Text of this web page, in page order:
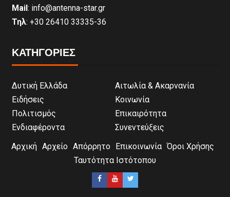
Mail: info@antenna-star.gr
Τηλ: +30 26410 33335-36
ΚΑΤΗΓΟΡΙΕΣ
Δυτική Ελλάδα
Αιτωλία & Ακαρνανία
Ειδήσεις
Κοινωνία
Πολιτισμός
Επικαιρότητα
Ενδιαφέροντα
Συνεντεύξεις
Αρχική Αρχείο Απόρρητο Επικοινωνία Όροι Χρήσης
Ταυτότητα Ιστότοπου